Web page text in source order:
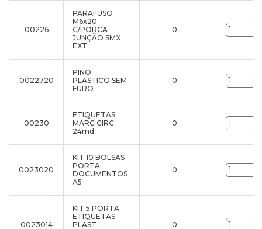
00226
PARAFUSO
M6x20
C/PORCA
JUNÇÃO SMX
EXT
0
0022720
PINO
PLÁSTICO SEM
FURO
0
00230
ETIQUETAS
MARC CIRC
24md
0
0023020
KIT 10 BOLSAS
PORTA
DOCUMENTOS
A5
0
0023014
KIT 5 PORTA
ETIQUETAS
PLÁST
0